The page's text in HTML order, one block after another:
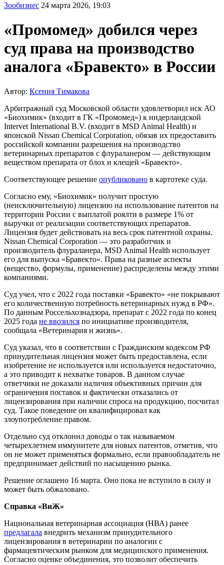
Зообизнес 24 марта 2026, 19:03
«Промомед» добился через
суд права на производство
аналога «Бравекто» в России
Автор: Ксения Тимакова
Арбитражный суд Московской области удовлетворил иск АО
«Биохимик» (входит в ГК «Промомед») к нидерландской
Intervet International B.V. (входит в MSD Animal Health) и
японской Nissan Chemical Corporation, обязав их предоставить
российской компании разрешения на производство
ветеринарных препаратов с флураланером — действующим
веществом препарата от блох и клещей «Бравекто».
Соответствующее решение опубликовано в картотеке суда.
Согласно ему, «Биохимик» получит простую
(неисключительную) лицензию на использование патентов на
территории России с выплатой роялти в размере 1% от
выручки от реализации соответствующих препаратов.
Лицензия будет действовать на весь срок патентной охраны.
Nissan Chemical Corporation — это разработчик и
производитель флураланера, MSD Animal Health использует
его для выпуска «Бравекто». Права на разные аспекты
(вещество, формулы, применение) распределены между этими
компаниями.
Суд учел, что с 2022 года поставки «Бравекто» «не покрывают
его количественную потребность ветеринарных нужд в РФ».
По данным Россельхознадзора, препарат с 2022 года по конец
2025 года не ввозился по инициативе производителя,
сообщала «Ветеринария и жизнь».
Суд указал, что в соответствии с Гражданским кодексом РФ
принудительная лицензия может быть предоставлена, если
изобретение не используется или используется недостаточно,
а это приводит к нехватке товаров. В данном случае
ответчики не доказали наличия объективных причин для
ограничения поставок и фактически отказались от
лицензирования при наличии спроса на продукцию, посчитал
суд. Такое поведение он квалифицировал как
злоупотребление правом.
Отдельно суд отклонил доводы о так называемом
четырехлетнем иммунитете для новых патентов, отметив, что
он не может применяться формально, если правообладатель не
предпринимает действий по насыщению рынка.
Решение оглашено 16 марта. Оно пока не вступило в силу и
может быть обжаловано.
Справка «ВиЖ»
Национальная ветеринарная ассоциация (НВА) ранее
предлагала внедрить механизм принудительного
лицензирования в ветеринарии по аналогии с
фармацевтическим рынком для медицинского применения.
Согласно оценке объединения, это позволит обеспечить